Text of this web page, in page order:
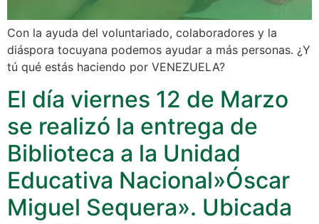
Con la ayuda del voluntariado, colaboradores y la
diáspora tocuyana podemos ayudar a más personas. ¿Y
tú qué estás haciendo por VENEZUELA?
El día viernes 12 de Marzo
se realizó la entrega de
Biblioteca a la Unidad
Educativa Nacional»Óscar
Miguel Sequera». Ubicada